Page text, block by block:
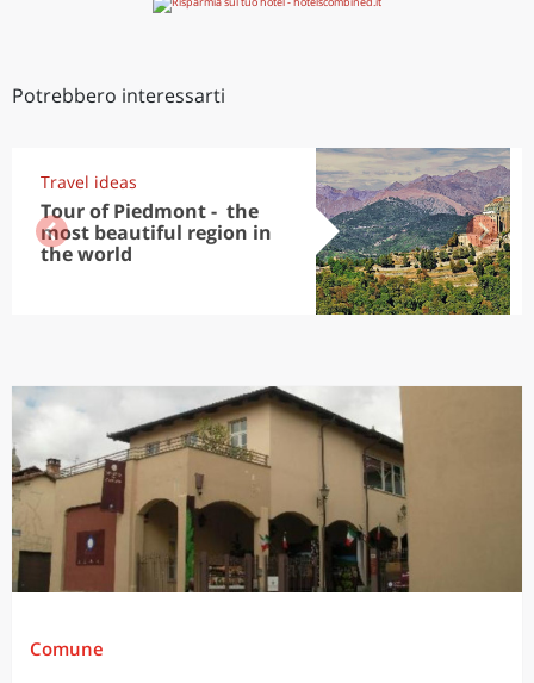
Potrebbero interessarti
Travel ideas
Tour of Piedmont - the
most beautiful region in
the world
Comune